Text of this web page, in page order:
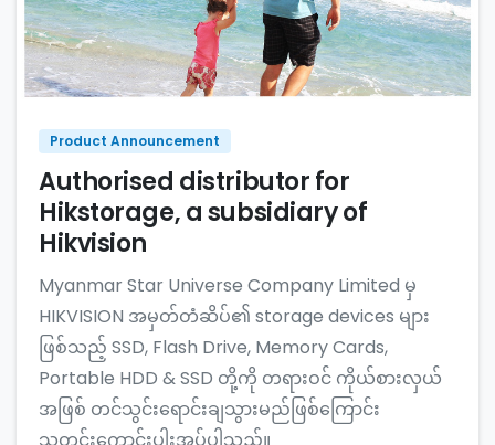
Product Announcement
Authorised distributor for
Hikstorage, a subsidiary of
Hikvision
Myanmar Star Universe Company Limited မှ
HIKVISION အမှတ်တံဆိပ်၏ storage devices များ
ဖြစ်သည့် SSD, Flash Drive, Memory Cards,
Portable HDD & SSD တို့ကို တရားဝင် ကိုယ်စားလှယ်
အဖြစ် တင်သွင်းရောင်းချသွားမည်ဖြစ်ကြောင်း